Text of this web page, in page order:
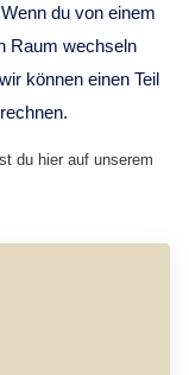
du von einem
Raum wechseln
können einen Teil
du hier auf unserem